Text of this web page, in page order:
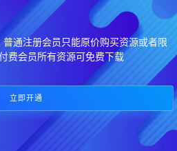
通注册会员只能原价购买资源或者限
费会员所有资源可免费下载
立即开通